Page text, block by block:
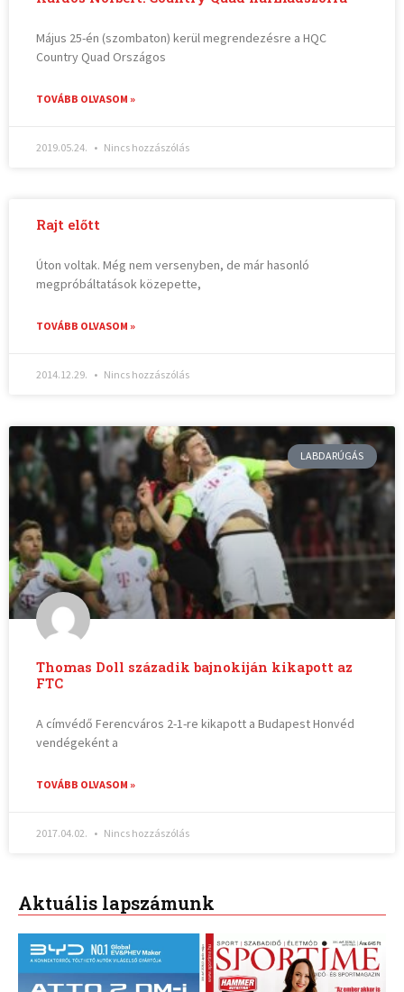
Május 25-én (szombaton) kerül megrendezésre a HQC
Country Quad Országos
TOVÁBB OLVASOM »
2019.05.24. Nincs hozzászólás
Rajt előtt
Úton voltak. Még nem versenyben, de már hasonló
megpróbáltatások közepette,
TOVÁBB OLVASOM »
2014.12.29. Nincs hozzászólás
LABDARÚGÁS
Thomas Doll századik bajnokiján kikapott az
FTC
A címvédő Ferencváros 2-1-re kikapott a Budapest Honvéd
vendégeként a
TOVÁBB OLVASOM »
2017.04.02. Nincs hozzászólás
Aktuális lapszámunk